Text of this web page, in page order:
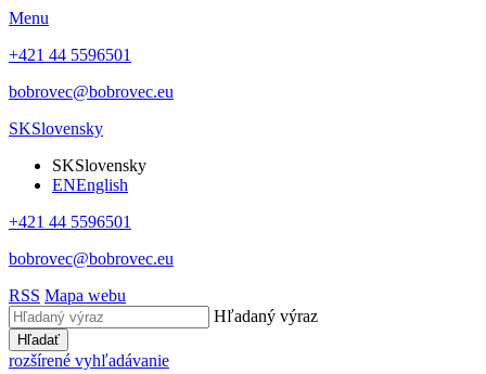
Menu
+421 44 5596501
bobrovec@bobrovec.eu
SKSlovensky
SKSlovensky
ENEnglish
+421 44 5596501
bobrovec@bobrovec.eu
RSS Mapa webu
Hľadaný výraz
Hľadať
rozšírené vyhľadávanie